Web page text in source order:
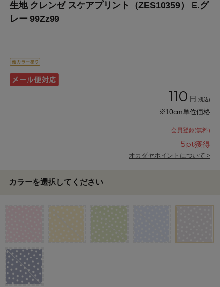
生地 クレンゼ スケアプリント（ZES10359） E.グ
レー 99Zz99_
110 円 (税込)
※10cm単位価格
会員登録(無料)
5pt獲得
オカダヤポイントについて >
カラーを選択してください